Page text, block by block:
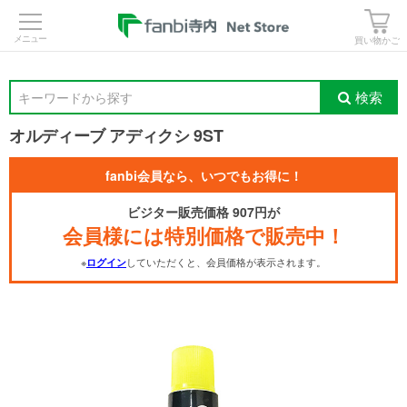
買い物かご
キーワードから探す 検索
オルディーブ アディクシ 9ST
fanbi会員なら、いつでもお得に！
ビジター販売価格 907円が
会員様には特別価格で販売中！
※ログインしていただくと、会員価格が表示されます。